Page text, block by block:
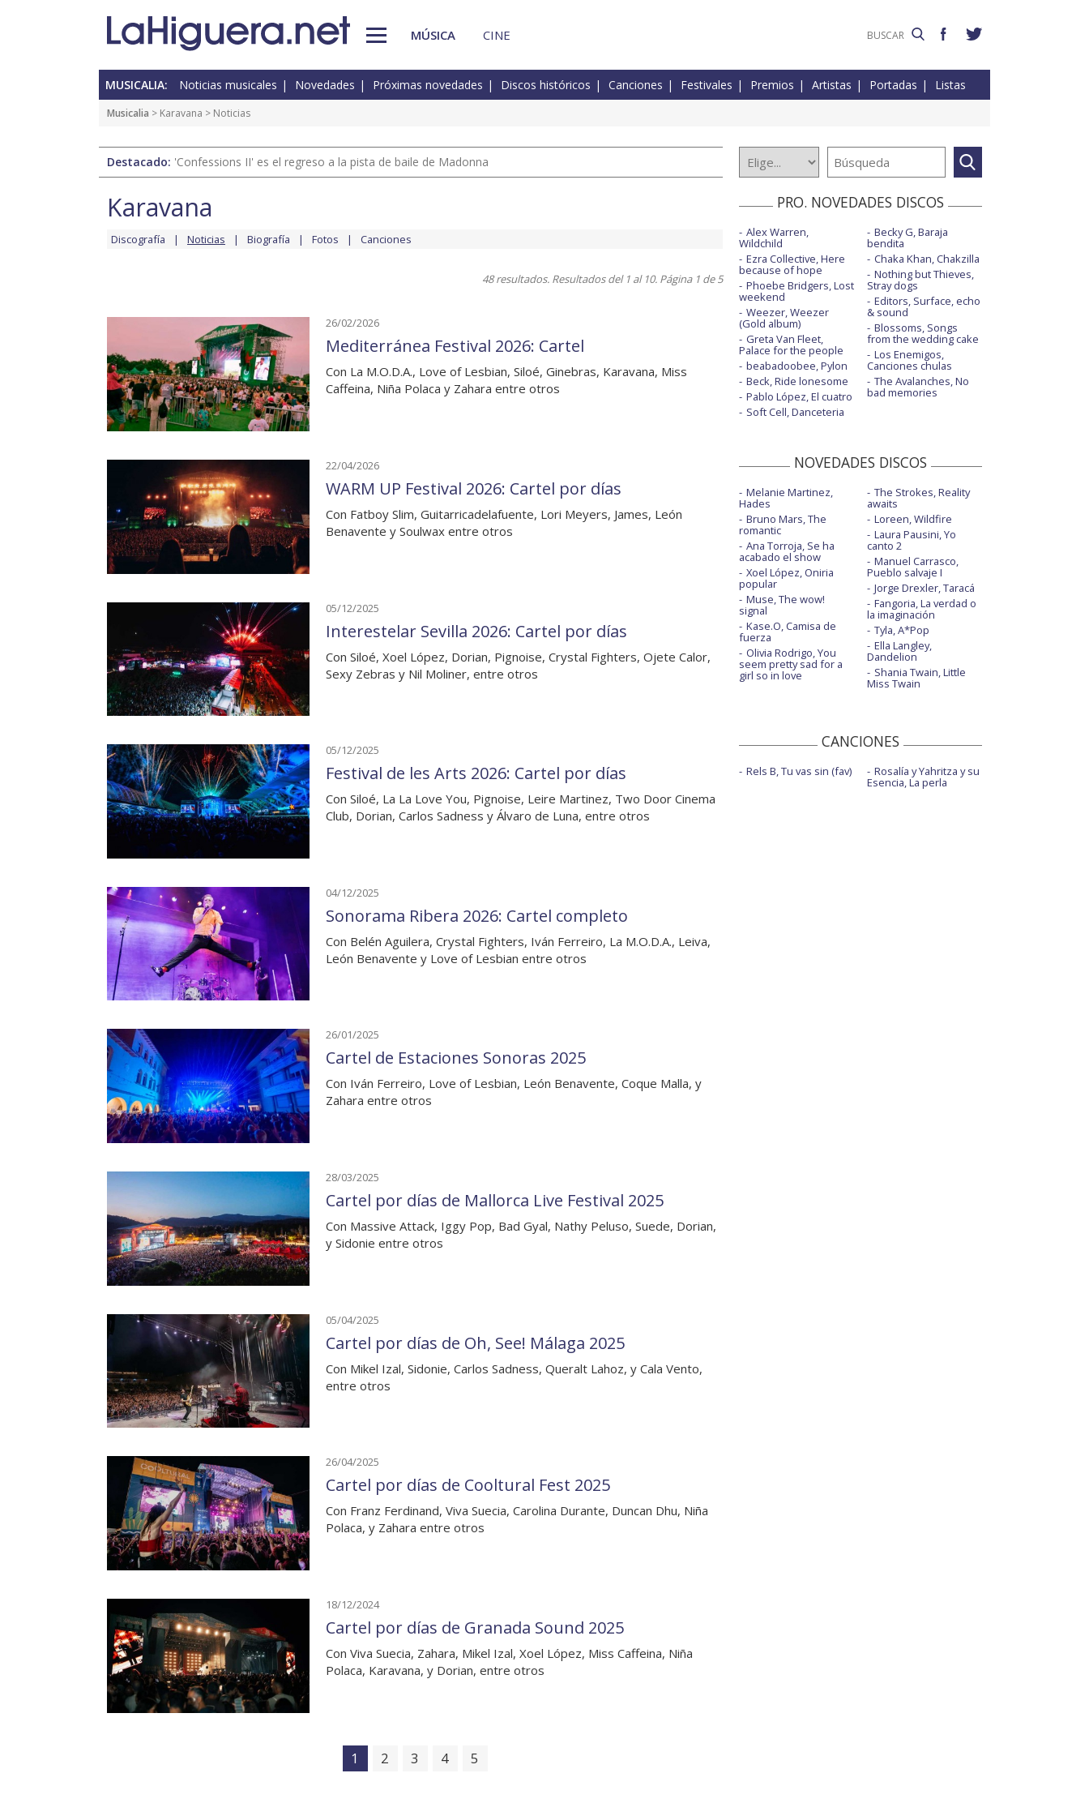
MÚSICA CINE
MUSICALIA: Noticias musicales Novedades Próximas novedades Discos históricos Canciones Festivales Premios Artistas Portadas Listas
Musicalia > Karavana > Noticias
Destacado: 'Confessions II' es el regreso a la pista de baile de Madonna
Karavana
Discografía Noticias Biografía Fotos Canciones
48 resultados. Resultados del 1 al 10. Página 1 de 5
26/02/2026
Mediterránea Festival 2026: Cartel
Con La M.O.D.A., Love of Lesbian, Siloé, Ginebras, Karavana, Miss
Caffeina, Niña Polaca y Zahara entre otros
22/04/2026
WARM UP Festival 2026: Cartel por días
Con Fatboy Slim, Guitarricadelafuente, Lori Meyers, James, León
Benavente y Soulwax entre otros
05/12/2025
Interestelar Sevilla 2026: Cartel por días
Con Siloé, Xoel López, Dorian, Pignoise, Crystal Fighters, Ojete Calor,
Sexy Zebras y Nil Moliner, entre otros
05/12/2025
Festival de les Arts 2026: Cartel por días
Con Siloé, La La Love You, Pignoise, Leire Martinez, Two Door Cinema
Club, Dorian, Carlos Sadness y Álvaro de Luna, entre otros
04/12/2025
Sonorama Ribera 2026: Cartel completo
Con Belén Aguilera, Crystal Fighters, Iván Ferreiro, La M.O.D.A., Leiva,
León Benavente y Love of Lesbian entre otros
26/01/2025
Cartel de Estaciones Sonoras 2025
Con Iván Ferreiro, Love of Lesbian, León Benavente, Coque Malla, y
Zahara entre otros
28/03/2025
Cartel por días de Mallorca Live Festival 2025
Con Massive Attack, Iggy Pop, Bad Gyal, Nathy Peluso, Suede, Dorian,
y Sidonie entre otros
05/04/2025
Cartel por días de Oh, See! Málaga 2025
Con Mikel Izal, Sidonie, Carlos Sadness, Queralt Lahoz, y Cala Vento,
entre otros
26/04/2025
Cartel por días de Cooltural Fest 2025
Con Franz Ferdinand, Viva Suecia, Carolina Durante, Duncan Dhu, Niña
Polaca, y Zahara entre otros
18/12/2024
Cartel por días de Granada Sound 2025
Con Viva Suecia, Zahara, Mikel Izal, Xoel López, Miss Caffeina, Niña
Polaca, Karavana, y Dorian, entre otros
1 2 3 4 5
PRO. NOVEDADES DISCOS
Alex Warren,
Wildchild
Ezra Collective, Here
because of hope
Phoebe Bridgers, Lost
weekend
Weezer, Weezer
(Gold album)
Greta Van Fleet,
Palace for the people
beabadoobee, Pylon
Beck, Ride lonesome
Pablo López, El cuatro
Soft Cell, Danceteria
Becky G, Baraja
bendita
Chaka Khan, Chakzilla
Nothing but Thieves,
Stray dogs
Editors, Surface, echo
& sound
Blossoms, Songs
from the wedding cake
Los Enemigos,
Canciones chulas
The Avalanches, No
bad memories
NOVEDADES DISCOS
Melanie Martinez,
Hades
Bruno Mars, The
romantic
Ana Torroja, Se ha
acabado el show
Xoel López, Oniria
popular
Muse, The wow!
signal
Kase.O, Camisa de
fuerza
Olivia Rodrigo, You
seem pretty sad for a
girl so in love
The Strokes, Reality
awaits
Loreen, Wildfire
Laura Pausini, Yo
canto 2
Manuel Carrasco,
Pueblo salvaje I
Jorge Drexler, Taracá
Fangoria, La verdad o
la imaginación
Tyla, A*Pop
Ella Langley,
Dandelion
Shania Twain, Little
Miss Twain
CANCIONES
Rels B, Tu vas sin (fav) Rosalía y Yahritza y su
Esencia, La perla